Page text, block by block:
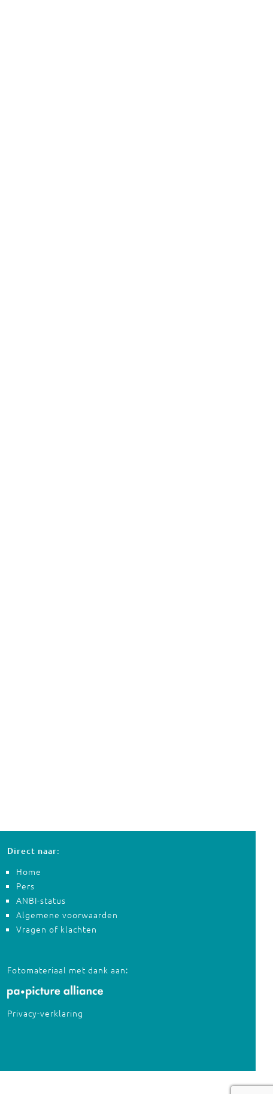
Direct naar:
Home
Pers
ANBI-status
Algemene voorwaarden
Vragen of klachten
Fotomateriaal met dank aan:
Privacy-verklaring